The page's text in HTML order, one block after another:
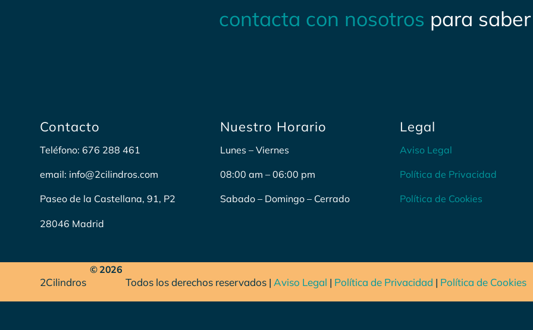
contacta con nosotros para
Contacto
Teléfono: 676 288 461
email: info@2cilindros.com
Paseo de la Castellana, 91, P2
28046 Madrid
Nuestro Horario
Lunes – Viernes
08:00 am – 06:00 pm
Sabado – Domingo – Cerrado
Legal
Aviso Legal
Política de Privacidad
Política de Cookies
2Cilindros
© 2026
Todos los derechos reservados | Aviso Legal | Política de Privacidad | Política de Cookies